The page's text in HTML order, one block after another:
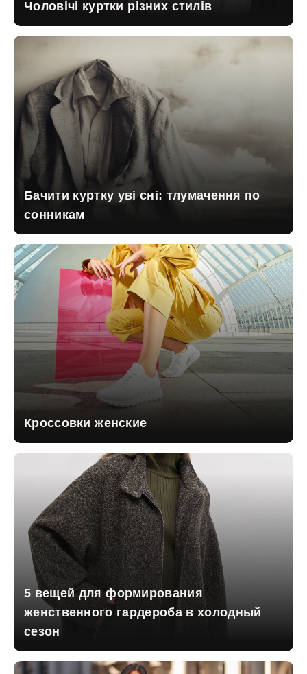
Чоловічі куртки різних стилів
Бачити куртку уві сні: тлумачення по
сонникам
Кроссовки женские
5 вещей для формирования
женственного гардероба в холодный
сезон